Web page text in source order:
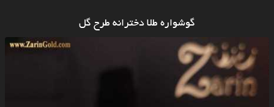
گوشواره طلا دخترانه طرح گل